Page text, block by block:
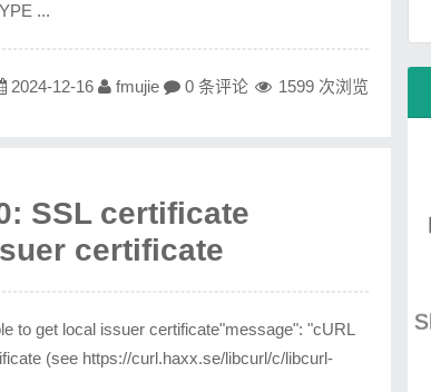
...
2024-12-16 fmujie 0 条评论 1599 次浏览
SSL certificate
certificate
to get local issuer certificate"message": "cURL
(see https://curl.haxx.se/libcurl/c/libcurl-